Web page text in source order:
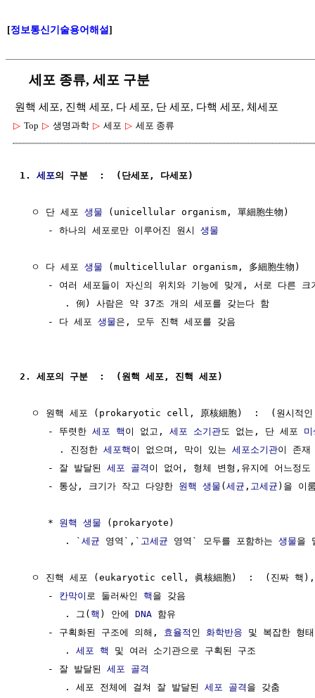
[정보통신기술용어해설]
세포 종류, 세포 구분
원핵 세포, 진핵 세포, 다 세포, 단 세포, 다핵 세포, 체세포
▷ Top ▷ 생명과학 ▷ 세포 ▷ 세포 종류
1. 세포의 구분  :  (단세포, 다세포)
  ㅇ 단 세포
생물 (unicellular organism, 單細胞生物)
     - 하나의 세포로만 이루어진 원시
생물
  ㅇ 다 세포
생물 (multicellular organism, 多細胞生物)
- 여러 세포들이 자신의 위치와 기능에 맞게, 서로 다른
        . 例) 사람은 약 37조 개의 세포를 갖는다 함
     - 다 세포
생물은, 모두 진핵 세포를 갖음
2. 세포의 구분  :  (원핵 세포, 진핵 세포)
ㅇ 원핵 세포 (prokaryotic cell, 原核細胞)  :  (원시적
     - 뚜렷한
세포 핵 이 없고, 세포 소기관도 없는, 단 세포 미
       . 진정한
세포핵 이 없으며, 막이 있는 세포소기관이 존재
     - 잘 발달된
세포 골격 이 없어, 형체 변형,유지에 어느정도
     - 통상, 크기가 작고 다양한
원핵 생물 (세균 , 고세균 )을 이
     *
원핵 생물 (prokaryote)
        . `
세균 영역`,` 고세균 영역` 모두를 포함하는 생물을
ㅇ 진핵 세포 (eukaryotic cell, 眞核細胞)  :  (진짜 핵
     -
칸막이 로 둘러싸인 핵 을 갖음
        . 그(
핵 ) 안에 DNA 함유
     - 구획화된 구조에 의해,
효율적 인 화학반응 및 복잡한 형
        .
세포 핵
및 여러 소기관으로 구획된 구조
     - 잘 발달된
세포 골격
        . 세포 전체에 걸쳐 잘 발달된
세포 골격 을 갖춤